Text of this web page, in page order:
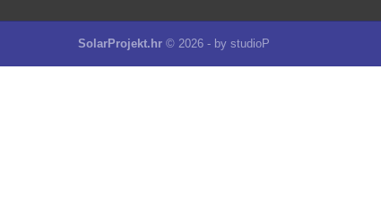
SolarProjekt.hr © 2026 - by studioP